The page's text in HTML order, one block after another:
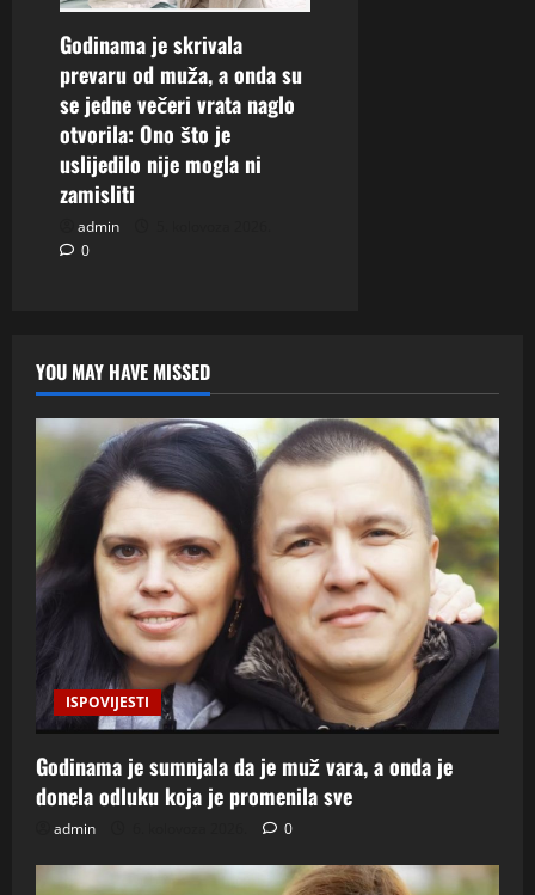
Godinama je skrivala
prevaru od muža, a onda su
se jedne večeri vrata naglo
otvorila: Ono što je
uslijedilo nije mogla ni
zamisliti
admin
0
YOU MAY HAVE MISSED
ISPOVIJESTI
Godinama je sumnjala da je muž vara, a onda je
donela odluku koja je promenila sve
admin 0